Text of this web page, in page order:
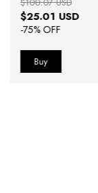
$25.01 USD
-75% OFF